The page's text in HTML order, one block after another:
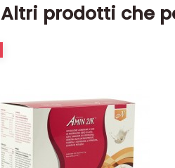
Altri prodotti che